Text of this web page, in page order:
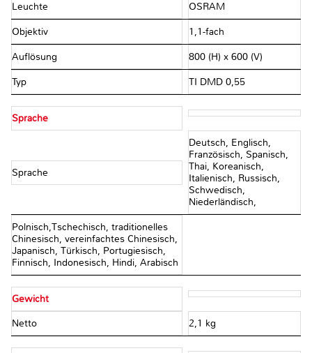
Leuchte OSRAM
Objektiv 1,1-fach
Auflösung 800 (H) x 600 (V)
Typ TI DMD 0,55
Sprache
Sprache
Deutsch, Englisch,
Französisch, Spanisch,
Thai, Koreanisch,
Italienisch, Russisch,
Schwedisch,
Niederländisch,
Polnisch,Tschechisch, traditionelles
Chinesisch, vereinfachtes Chinesisch,
Japanisch, Türkisch, Portugiesisch,
Finnisch, Indonesisch, Hindi, Arabisch
Gewicht
Netto 2,1 kg